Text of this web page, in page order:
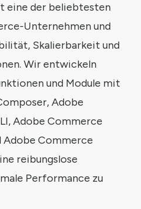
eine der beliebtesten
Unternehmen und
Skalierbarkeit und
Wir entwickeln
und Module mit
Adobe
Adobe Commerce
Adobe Commerce
reibungslose
Performance zu